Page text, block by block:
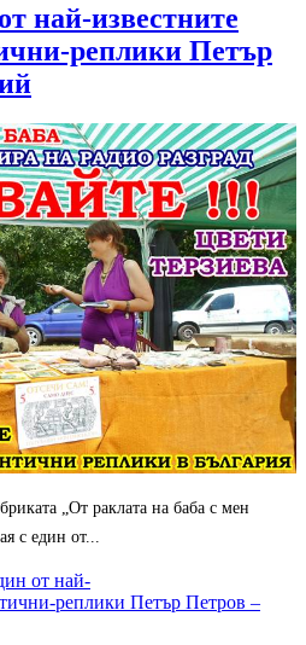
най-известните
реплики Петър
„От раклата на баба с мен
с един от...
от най-
реплики Петър Петров –